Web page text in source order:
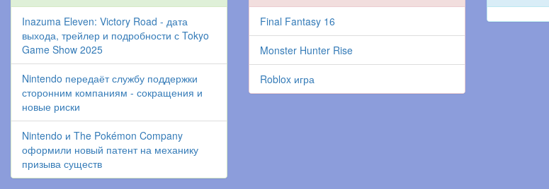
Inazuma Eleven: Victory Road - дата
выхода, трейлер и подробности с Tokyo
Game Show 2025
Nintendo передаёт службу поддержки
сторонним компаниям - сокращения и
новые риски
Nintendo и The Pokémon Company
оформили новый патент на механику
призыва существ
Final Fantasy 16
Monster Hunter Rise
Roblox игра